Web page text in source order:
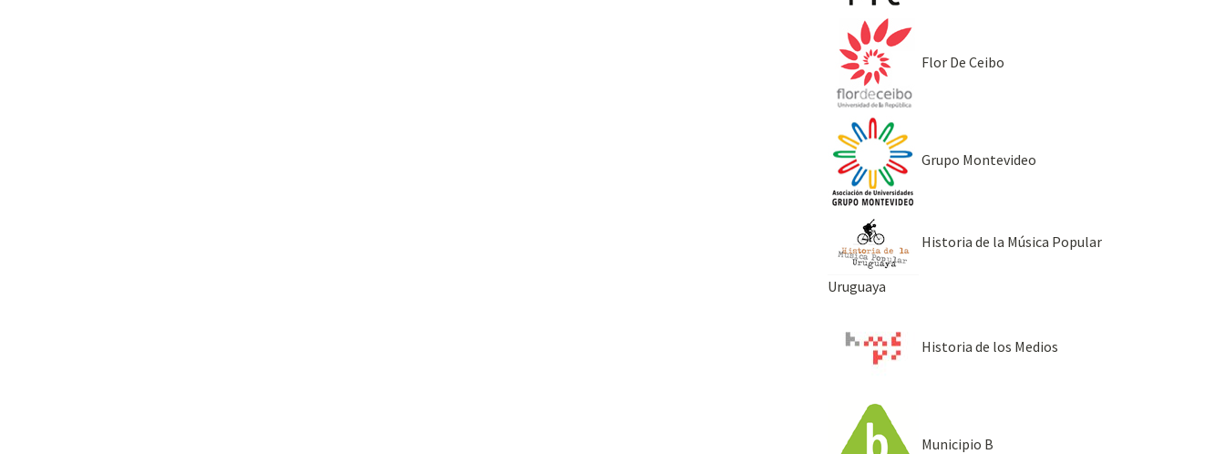
Flor De Ceibo
Grupo Montevideo
Historia de la Música Popular
Uruguaya
Historia de los Medios
Municipio B